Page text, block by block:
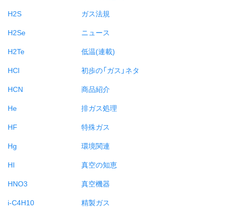
H2S
H2Se
H2Te
HCl
HCN
He
HF
Hg
HI
HNO3
i-C4H10
ガス法規
ニュース
低温(連載)
初歩の「ガス」ネタ
商品紹介
排ガス処理
特殊ガス
環境関連
真空の知恵
真空機器
精製ガス